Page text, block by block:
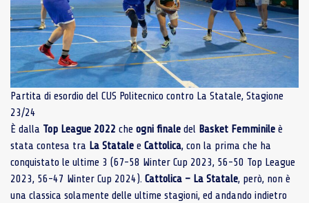
Partita di esordio del CUS Politecnico contro La Statale, Stagione
23/24
È dalla Top League 2022 che ogni finale del Basket Femminile è
stata contesa tra La Statale e Cattolica, con la prima che ha
conquistato le ultime 3 (67-58 Winter Cup 2023, 56-50 Top League
2023, 56-47 Winter Cup 2024). Cattolica – La Statale, però, non è
una classica solamente delle ultime stagioni, ed andando indietro